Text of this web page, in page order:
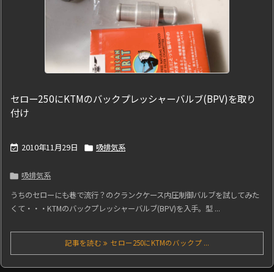
セロー250にKTMのバックプレッシャーバルブ(BPV)を取り
付け
 2010年11月29日  吸排気系
 吸排気系
うちのセローにも巷で流行？のクランクケース内圧制御バルブを試してみた
くて・・・KTMのバックプレッシャーバルブ(BPV)を入手。型 ...
記事を読む セロー250にKTMのバックプ ...